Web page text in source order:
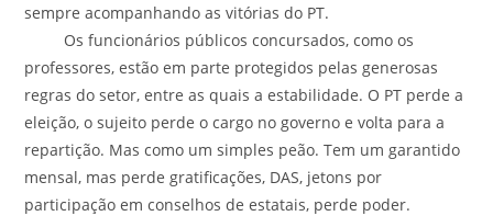
sempre acompanhando as vitórias do PT.
Os funcionários públicos concursados, como os
professores, estão em parte protegidos pelas generosas
regras do setor, entre as quais a estabilidade. O PT perde a
eleição, o sujeito perde o cargo no governo e volta para a
repartição. Mas como um simples peão. Tem um garantido
mensal, mas perde gratificações, DAS, jetons por
participação em conselhos de estatais, perde poder.